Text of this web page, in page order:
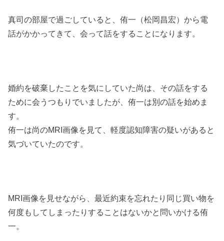
真司の部屋で過ごしていると、侑一（松岡昌宏）から電
話がかかってきて、会って話をすることになります。
婚約を破棄したことを気にしていた尚は、その話をする
ために会うつもりでいましたが、侑一は別の話を始めま
す。
侑一は尚のMRI画像を見て、軽度認知障害の疑いがあると
気づいていたのです。
MRI画像を見せながら、最近約束を忘れたり同じ買い物を
何度もしてしまったりすることはないかと問いかける侑
一。